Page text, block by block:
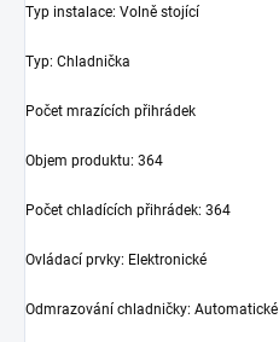
Typ instalace: Volně stojící
Typ: Chladnička
Počet mrazících přihrádek
Objem produktu: 364
Počet chladících přihrádek: 364
Ovládací prvky: Elektronické
Odmrazování chladničky: Automatické